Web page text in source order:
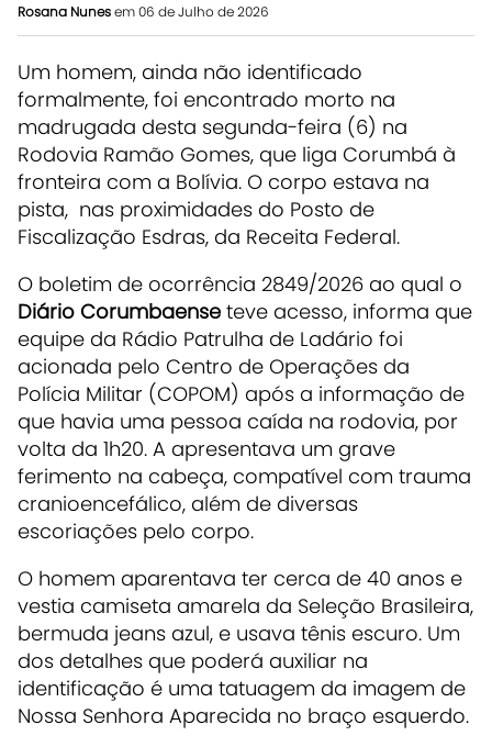
Rosana Nunesem 06 de Julho de 2026
Um homem, ainda não identificado
formalmente, foi encontrado morto na
madrugada desta segunda-feira (6) na
Rodovia Ramão Gomes, que liga Corumbá à
fronteira com a Bolívia. O corpo estava na
pista, nas proximidades do Posto de
Fiscalização Esdras, da Receita Federal.
O boletim de ocorrência 2849/2026 ao qual o
Diário Corumbaense teve acesso, informa que
equipe da Rádio Patrulha de Ladário foi
acionada pelo Centro de Operações da
Polícia Militar (COPOM) após a informação de
que havia uma pessoa caída na rodovia, por
volta da 1h20. A apresentava um grave
ferimento na cabeça, compatível com trauma
cranioencefálico, além de diversas
escoriações pelo corpo.
O homem aparentava ter cerca de 40 anos e
vestia camiseta amarela da Seleção Brasileira,
bermuda jeans azul, e usava tênis escuro. Um
dos detalhes que poderá auxiliar na
identificação é uma tatuagem da imagem de
Nossa Senhora Aparecida no braço esquerdo.